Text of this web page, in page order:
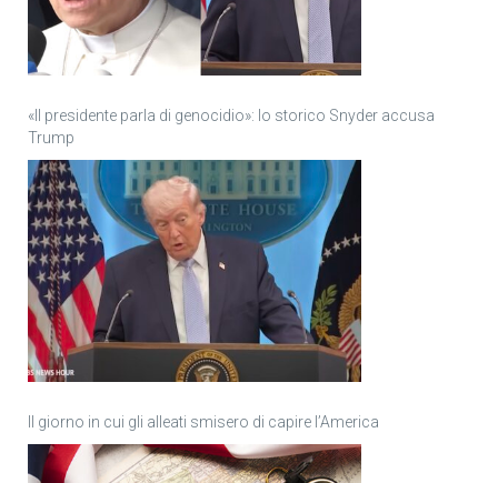
«Il presidente parla di genocidio»: lo storico Snyder accusa
Trump
Il giorno in cui gli alleati smisero di capire l’America